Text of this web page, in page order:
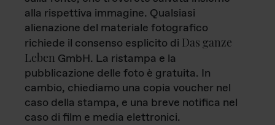
alla rispettiva immagine. Qualsiasi
alienazione del materiale fotografico
richiede il consenso esplicito di Das ganze
Leben GmbH. La ristampa e la
pubblicazione delle foto è gratuita. In
cambio, chiediamo una copia voucher nel
caso della stampa, e una breve notifica nel
caso di film e media elettronici.